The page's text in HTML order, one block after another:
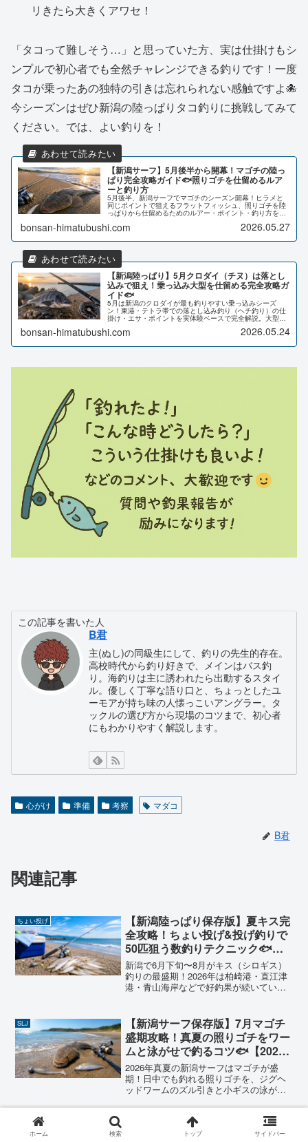
リきたら大きくアワセ！
「タコって難しそう…」と思っていた方、実は仕掛けもシ
ンプルで初心者でも全然チャレンジできる釣りです！一度
タコが乗ったあの独特の引きは忘れられない感触ですよ🐙
今シーズンはぜひ新潟の陸っぱりタコ釣りに挑戦してみて
ください。では、よい釣りを！
【新潟サーフ】5月後半から開幕！マゴチの陸っ
ぱり完全攻略ガイド🐟照りゴチを仕留めるルア
ーと釣り方
5月後半、新潟サーフでマゴチのシーズン開幕！ヒラメと
同じポイントで狙えるフラットフィッシュ、照りゴチを陸
っぱりから仕留めるためのルアー・ポイント・釣り方を6
bonsan-himatubushi.com 2026.05.27
【新潟陸っぱり】5月クロダイ（チヌ）は落とし
込みで狙え！乗っ込み大型を仕留める完全攻略ガ
イド🐟
5月は新潟のクロダイが最も釣りやすい乗っ込みシーズ
ン！東港・テトラ帯での落とし込み釣り（ヘチ釣り）の仕
掛け・エサ・ポイントを実体験ベースで完全解説。大型チ
ぞ。
bonsan-himatubushi.com 2026.05.24
この記事を書いた人
B君
主(ぬし)の同級生にして、釣りの先生的存在。
高校時代から釣り好きで、メインはバス釣
り。海釣りは主に誘われたら出動するスタイ
ル。優しく丁寧な語り口と、ちょっとしたユ
ーモアが持ち味の人懐っこいアングラー。タ
ックルの選び方から現場のコツまで、初心者
にもわかりやすく解説します。
心がけ 準備 考察 マダコ
B君
関連記事
ちょい投げ
【新潟陸っぱり保存版】夏キス完
全攻略！ちょい投げ&投げ釣りで
50匹狙う数釣りテクニック🐟
【2026年版】
新潟で6月下旬〜8月がキス（シロギス）
釣りの最盛期！2026年は柏崎港・直江津
港・青山海岸などで好釣果が続いていま
を、陸っぱり歴6年が解説！
SLJ
【新潟サーフ保存版】7月マゴチ
盛期攻略！真夏の照りゴチをワー
ムと泳がせで釣るコツ🐟【2026
年版】
2026年真夏の新潟サーフはマゴチが盛
期！日中でも釣れる照りゴチを、ジグヘ
ッドワームのズル引きと小ギスの泳がせ
潮の読み方・おすすめタックルまで、陸
っぱりアングラーが釣り方のコツを丁寧
に解説します🐟
アジング
【新潟・出雲崎】朝マヅメ調査｜
ホーム 検索 トップ サイドバー